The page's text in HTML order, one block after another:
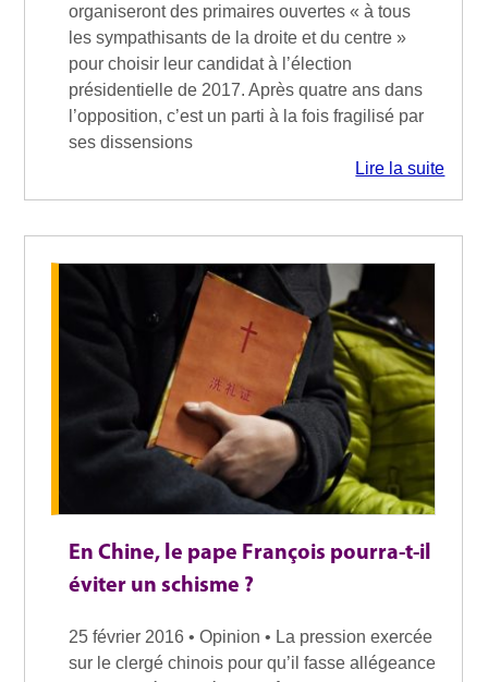
organiseront des primaires ouvertes « à tous
les sympathisants de la droite et du centre »
pour choisir leur candidat à l’élection
présidentielle de 2017. Après quatre ans dans
l’opposition, c’est un parti à la fois fragilisé par
ses dissensions
Lire la suite
En Chine, le pape François pourra-t-il
éviter un schisme ?
25 février 2016 • Opinion • La pression exercée
sur le clergé chinois pour qu’il fasse allégeance